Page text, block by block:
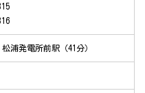
浦発電所前駅（41分）